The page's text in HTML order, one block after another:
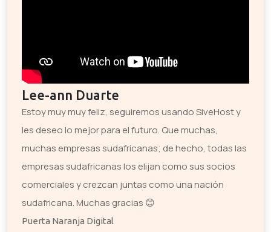
Lee-ann Duarte
Estoy muy muy feliz, seguiremos usando SiveHost y
les deseo lo mejor para el futuro. Que muchas,
muchas empresas sudafricanas; de hecho, todas las
empresas sudafricanas los elijan como sus socios
comerciales y crezcan juntas como una nación
sudafricana. Muchas gracias 😊
Puerta Naranja Digital